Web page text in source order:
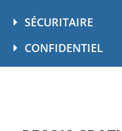
SÉCURITAIRE
CONFIDENTIEL